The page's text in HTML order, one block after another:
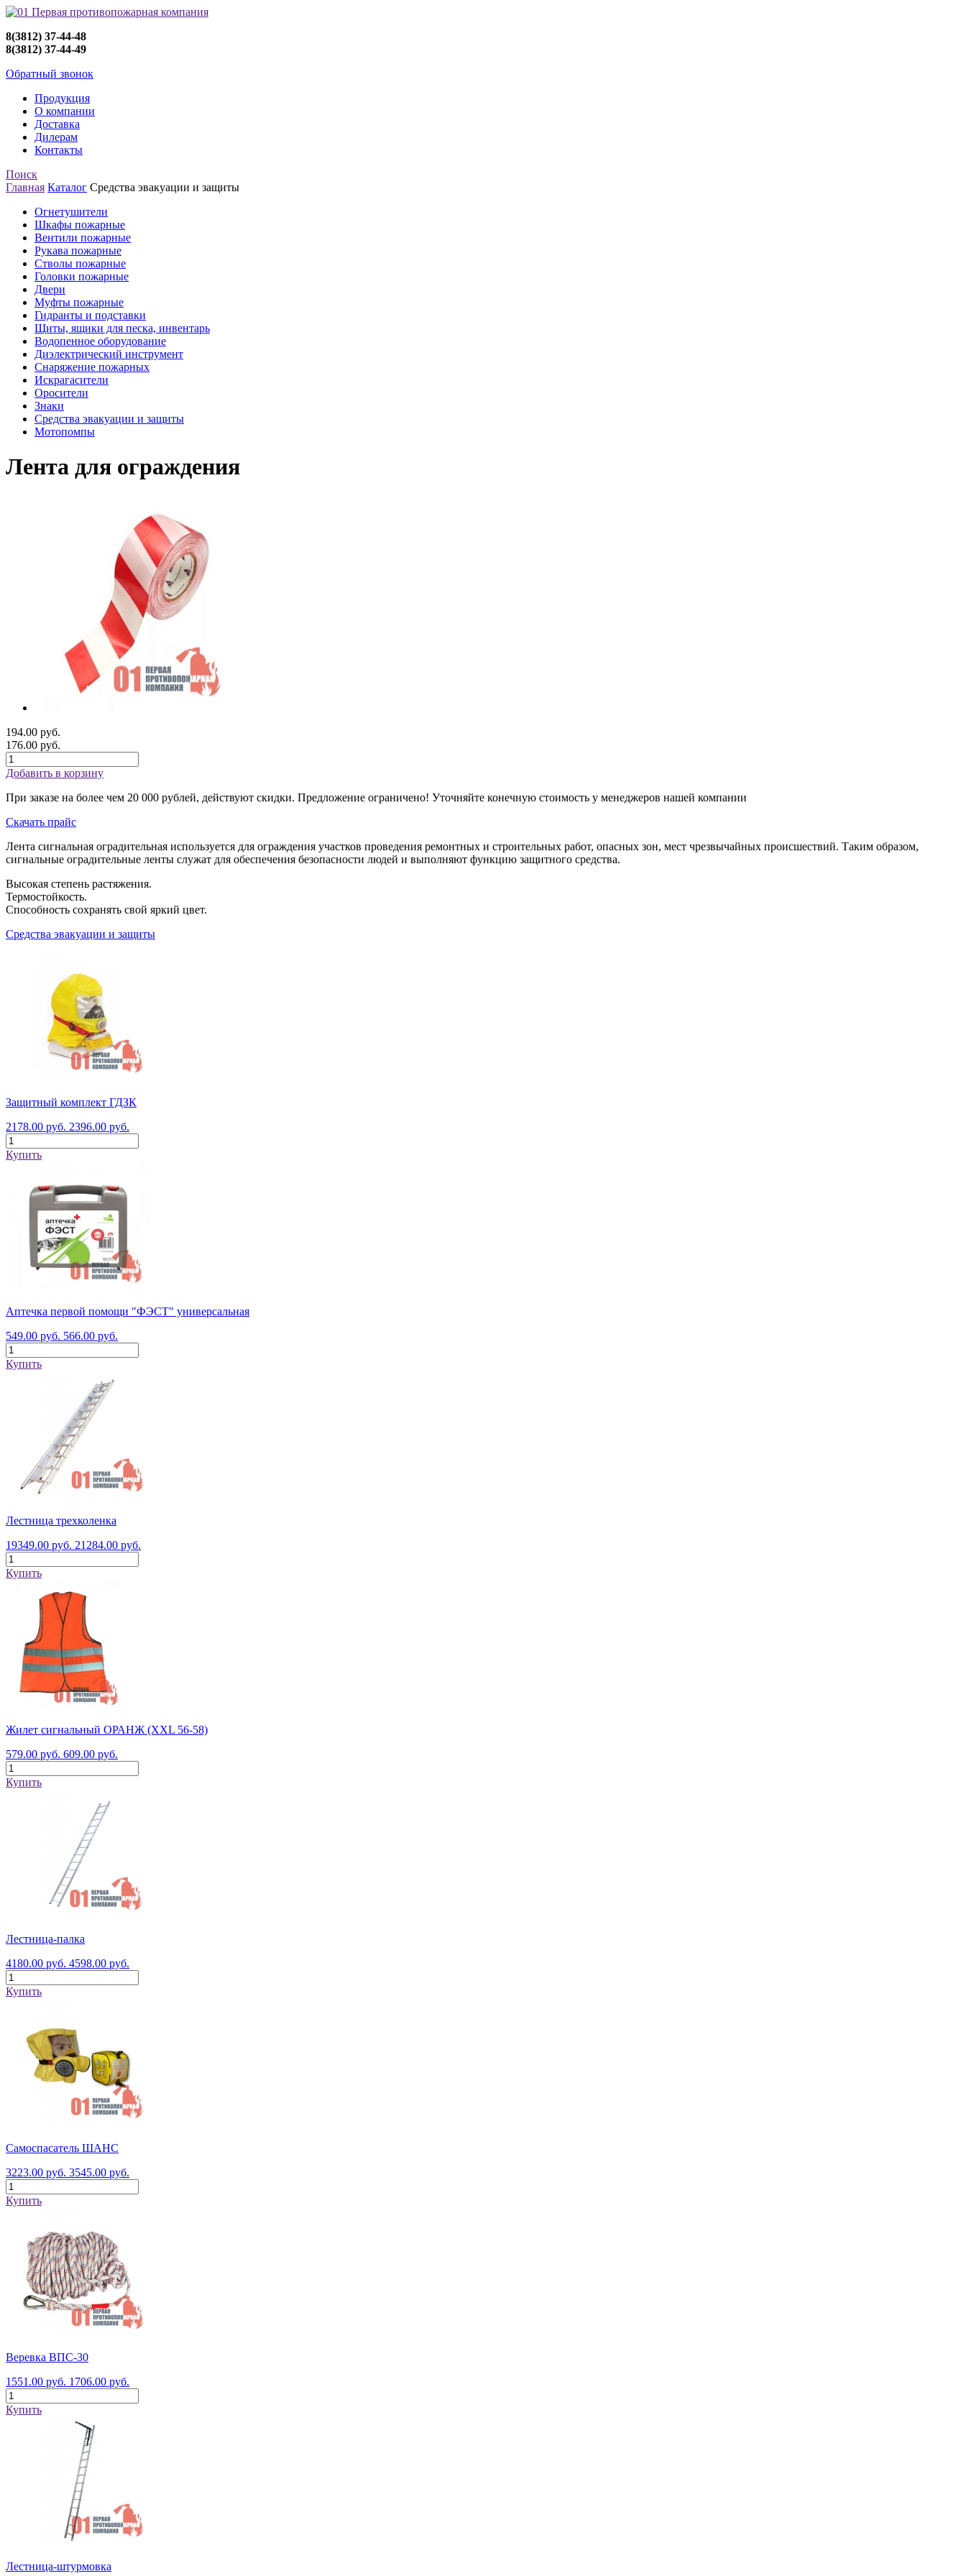
8(3812) 37-44-48
8(3812) 37-44-49
Обратный звонок
Продукция
О компании
Доставка
Дилерам
Контакты
Поиск
Главная Каталог Средства эвакуации и защиты
Огнетушители
Шкафы пожарные
Вентили пожарные
Рукава пожарные
Стволы пожарные
Головки пожарные
Двери
Муфты пожарные
Гидранты и подставки
Щиты, ящики для песка, инвентарь
Водопенное оборудование
Диэлектрический инструмент
Снаряжение пожарных
Искрагасители
Оросители
Знаки
Средства эвакуации и защиты
Мотопомпы
Лента для ограждения
194.00 руб.
176.00 руб.
Добавить в корзину
При заказе на более чем 20 000 рублей, действуют скидки. Предложение ограничено! Уточняйте конечную стоимость у менеджеров нашей компании
Скачать прайс
Лента сигнальная оградительная используется для ограждения участков проведения ремонтных и строительных работ, опасных зон, мест чрезвычайных происшествий. Таким образом,
сигнальные оградительные ленты служат для обеспечения безопасности людей и выполняют функцию защитного средства.
Высокая степень растяжения.
Термостойкость.
Способность сохранять свой яркий цвет.
Средства эвакуации и защиты
Защитный комплект ГДЗК
2178.00 руб. 2396.00 руб.
Купить
Аптечка первой помощи "ФЭСТ" универсальная
549.00 руб. 566.00 руб.
Купить
Лестница трехколенка
19349.00 руб. 21284.00 руб.
Купить
Жилет сигнальный ОРАНЖ (XXL 56-58)
579.00 руб. 609.00 руб.
Купить
Лестница-палка
4180.00 руб. 4598.00 руб.
Купить
Самоспасатель ШАНС
3223.00 руб. 3545.00 руб.
Купить
Веревка ВПС-30
1551.00 руб. 1706.00 руб.
Купить
Лестница-штурмовка